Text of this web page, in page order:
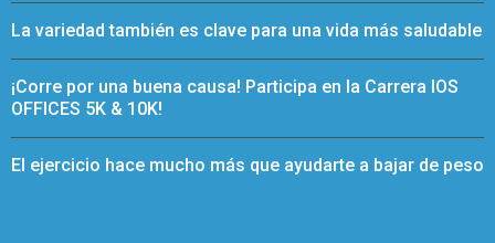
La variedad también es clave para una vida más saludable
¡Corre por una buena causa! Participa en la Carrera IOS
OFFICES 5K & 10K!
El ejercicio hace mucho más que ayudarte a bajar de peso